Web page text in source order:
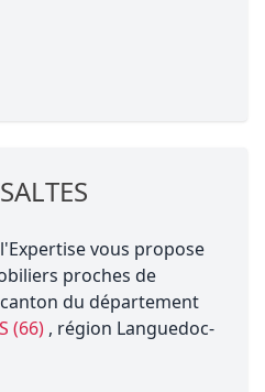
vous propose
proches de
canton du département
(66) , région Languedoc-